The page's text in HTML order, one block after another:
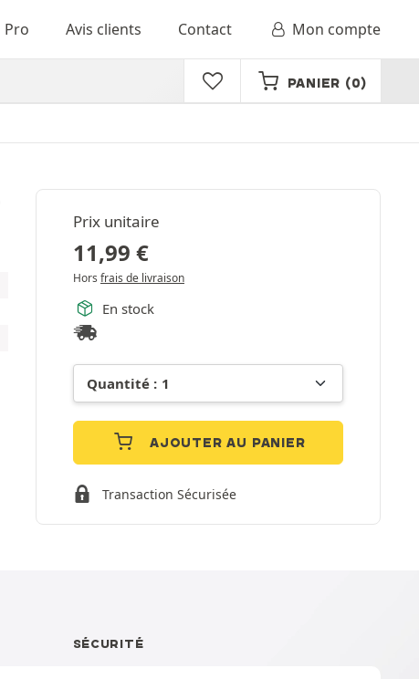
Pro Avis clients Contact Mon compte
PANIER (0)
Prix unitaire
11,99 €
Hors frais de livraison
En stock
AJOUTER AU PANIER
Transaction Sécurisée
SÉCURITÉ